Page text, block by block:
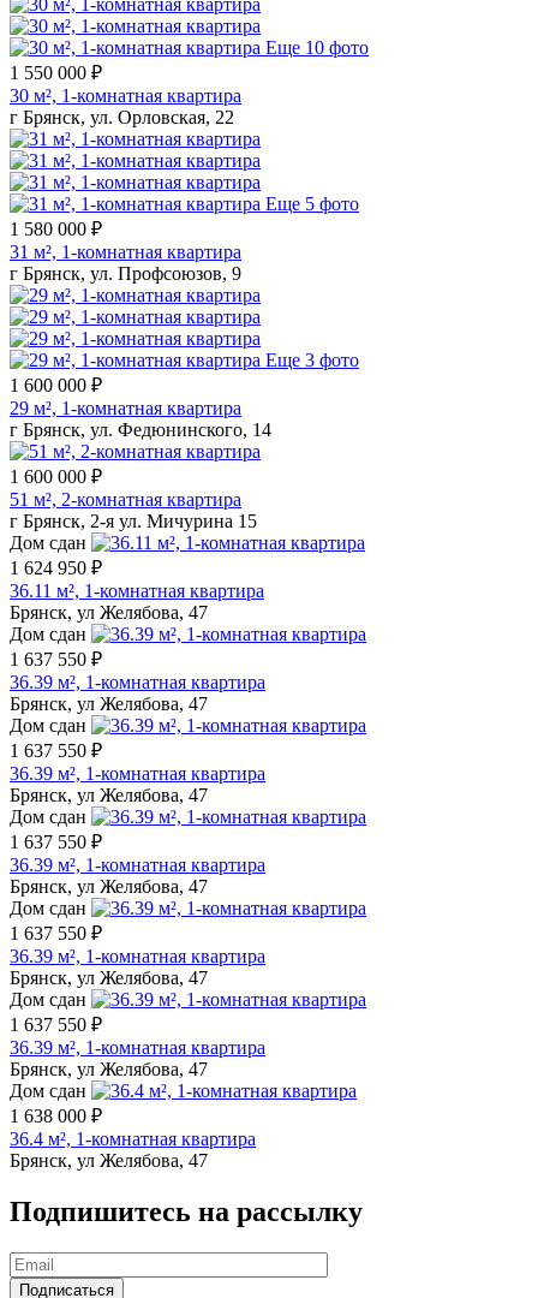
Еще 10 фото
1 550 000 ₽
30 м², 1-комнатная квартира
г Брянск, ул. Орловская, 22
Еще 5 фото
1 580 000 ₽
31 м², 1-комнатная квартира
г Брянск, ул. Профсоюзов, 9
Еще 3 фото
1 600 000 ₽
29 м², 1-комнатная квартира
г Брянск, ул. Федюнинского, 14
1 600 000 ₽
51 м², 2-комнатная квартира
г Брянск, 2-я ул. Мичурина 15
Дом сдан
1 624 950 ₽
36.11 м², 1-комнатная квартира
Брянск, ул Желябова, 47
Дом сдан
1 637 550 ₽
36.39 м², 1-комнатная квартира
Брянск, ул Желябова, 47
Дом сдан
1 637 550 ₽
36.39 м², 1-комнатная квартира
Брянск, ул Желябова, 47
Дом сдан
1 637 550 ₽
36.39 м², 1-комнатная квартира
Брянск, ул Желябова, 47
Дом сдан
1 637 550 ₽
36.39 м², 1-комнатная квартира
Брянск, ул Желябова, 47
Дом сдан
1 637 550 ₽
36.39 м², 1-комнатная квартира
Брянск, ул Желябова, 47
Дом сдан
1 638 000 ₽
36.4 м², 1-комнатная квартира
Брянск, ул Желябова, 47
Подпишитесь на рассылку